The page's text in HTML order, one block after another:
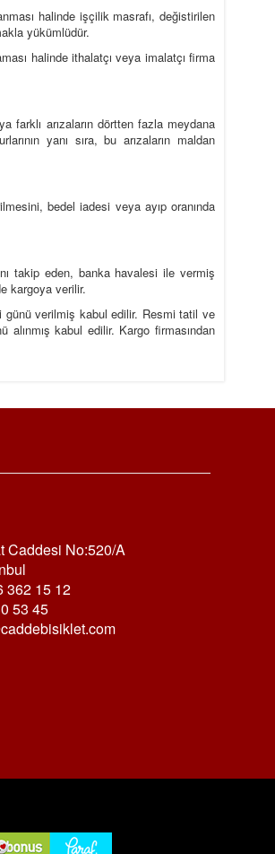
halinde işçilik masrafı, değistirilen
yükümlüdür.
halinde ithalatçı veya imalatçı firma
farklı arızaların dörtten fazla meydana
yanı sıra, bu arızaların maldan
bedel iadesi veya ayıp oranında
takip eden, banka havalesi ile vermiş
kargoya verilir.
günü verilmiş kabul edilir. Resmi tatil ve
kabul edilir. Kargo firmasından
Caddesi No:520/A
362 15 12
53 45